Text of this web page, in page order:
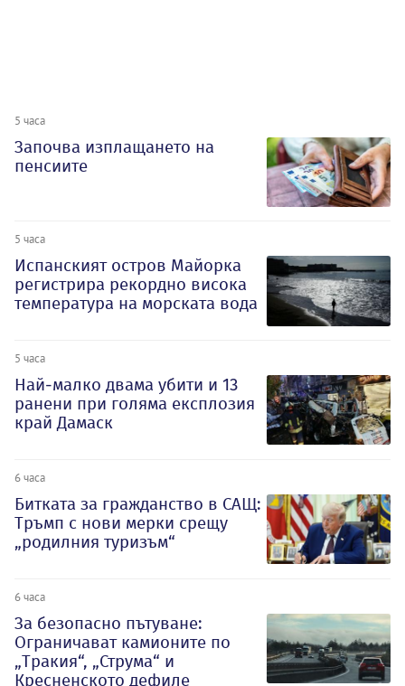
5 часа
Започва изплащането на
пенсиите
5 часа
Испанският остров Майорка
регистрира рекордно висока
температура на морската вода
5 часа
Най-малко двама убити и 13
ранени при голяма експлозия
край Дамаск
6 часа
Битката за гражданство в САЩ:
Тръмп с нови мерки срещу
„родилния туризъм“
6 часа
За безопасно пътуване:
Ограничават камионите по
„Тракия“, „Струма“ и
Кресненското дефиле